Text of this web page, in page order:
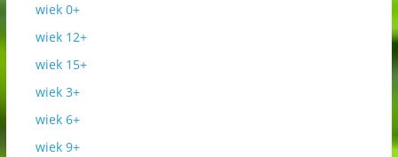
wiek 0+
wiek 12+
wiek 15+
wiek 3+
wiek 6+
wiek 9+